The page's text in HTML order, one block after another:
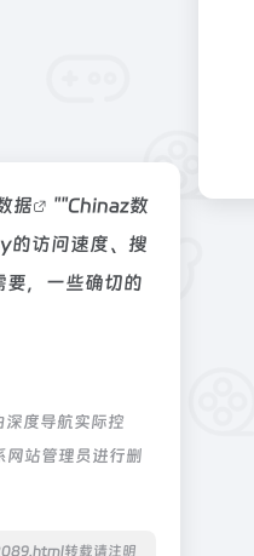
据 ""Chinaz数
的访问速度、搜
，一些确切的
度导航实际控
网站管理员进行删
转载请注明